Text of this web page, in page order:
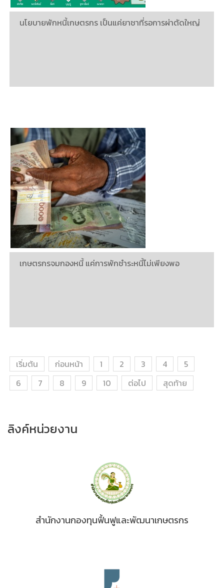
นโยบายพักหนี้เกษตรกร เป็นแค่ยาชาที่รอการผ่าตัดใหญ่
เกษตรกรจมกองหนี้ แค่การพักชำระหนี้ไม่เพียงพอ
เริ่มต้น ก่อนหน้า 1 2 3 4
5
6
7 8 9 10 ต่อไป สุดท้าย
ลิงค์หน่วยงาน
สำนักงานกองทุนฟื้นฟูและพัฒนาเกษตรกร